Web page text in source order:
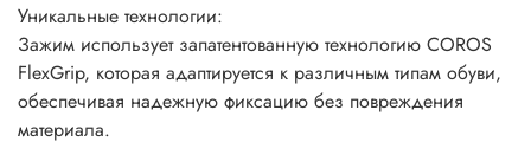
Уникальные технологии:
Зажим использует запатентованную технологию COROS
FlexGrip, которая адаптируется к различным типам обуви,
обеспечивая надежную фиксацию без повреждения
материала.